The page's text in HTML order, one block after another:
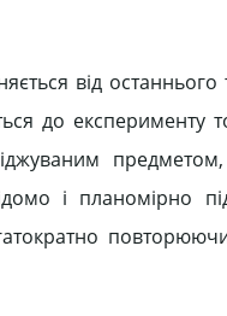
від
до експерименту
і планомірно